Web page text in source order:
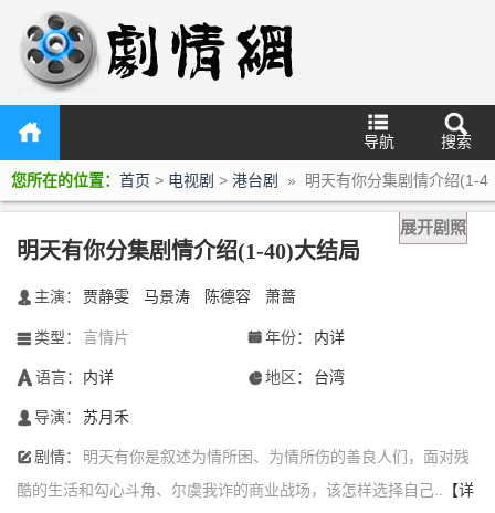
导航 搜索
您所在的位置： 首页 > 电视剧 > 港台剧 » 明天有你分集剧情介绍(1-4
展开剧照
明天有你分集剧情介绍(1-40)大结局
󰃖 主演： 贾静雯 马景涛 陈德容 萧蔷
󰁣 年份： 内详
󰀥 类型： 言情片
󰃍 地区： 台湾
󰃋 语言： 内详
󰄭 导演： 苏月禾
󰆙 剧情：
明天有你是叙述为情所困、为情所伤的善良人们，面对残
酷的生活和勾心斗角、尔虞我诈的商业战场，该怎样选择自己..
【详